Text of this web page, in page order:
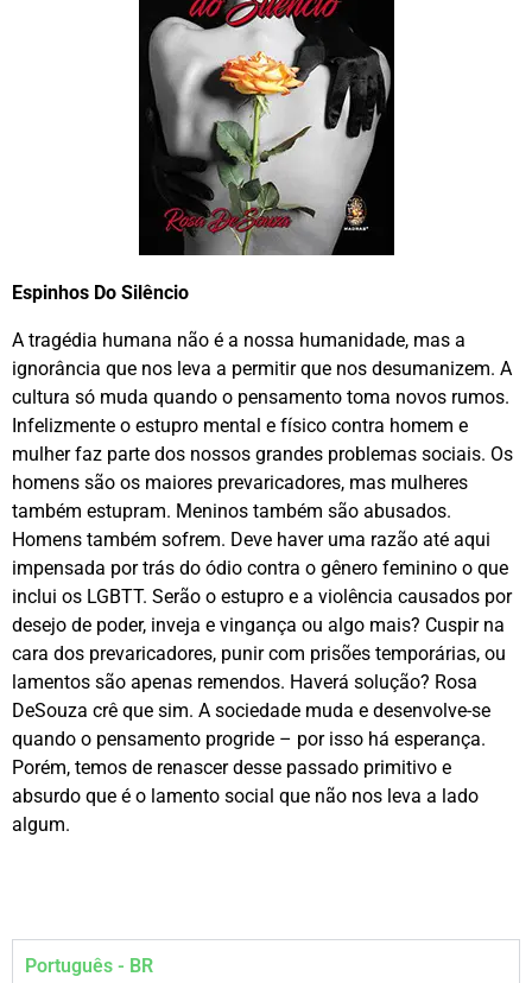
Espinhos Do Silêncio
A tragédia humana não é a nossa humanidade, mas a
ignorância que nos leva a permitir que nos desumanizem. A
cultura só muda quando o pensamento toma novos rumos.
Infelizmente o estupro mental e físico contra homem e
mulher faz parte dos nossos grandes problemas sociais. Os
homens são os maiores prevaricadores, mas mulheres
também estupram. Meninos também são abusados.
Homens também sofrem. Deve haver uma razão até aqui
impensada por trás do ódio contra o gênero feminino o que
inclui os LGBTT. Serão o estupro e a violência causados por
desejo de poder, inveja e vingança ou algo mais? Cuspir na
cara dos prevaricadores, punir com prisões temporárias, ou
lamentos são apenas remendos. Haverá solução? Rosa
DeSouza crê que sim. A sociedade muda e desenvolve-se
quando o pensamento progride – por isso há esperança.
Porém, temos de renascer desse passado primitivo e
absurdo que é o lamento social que não nos leva a lado
algum.
Português - BR